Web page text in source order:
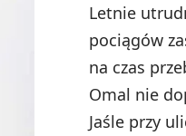
Letnie
pociągów
na czas
Omal nie
Jaśle przy